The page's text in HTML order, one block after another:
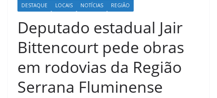
DESTAQUE LOCAIS NOTÍCIAS REGIÃO
Deputado estadual Jair
Bittencourt pede obras
em rodovias da Região
Serrana Fluminense